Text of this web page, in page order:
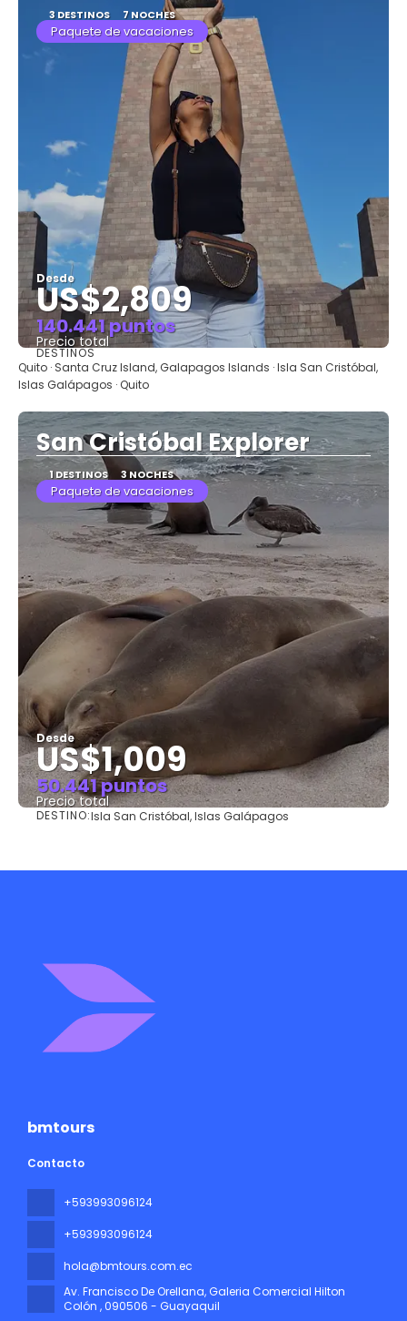
3 DESTINOS 7 NOCHES
Paquete de vacaciones
Desde
US$2,809
140.441 puntos
Precio total
Ver
DESTINOS
Quito · Santa Cruz Island, Galapagos Islands · Isla San Cristóbal,
Islas Galápagos · Quito
San Cristóbal Explorer
1 DESTINOS 3 NOCHES
Paquete de vacaciones
Desde
US$1,009
50.441 puntos
Precio total
Ver
DESTINO:Isla San Cristóbal, Islas Galápagos
bmtours
Contacto
+593993096124
+593993096124
hola@bmtours.com.ec
Av. Francisco De Orellana, Galeria Comercial Hilton
Colón , 090506 - Guayaquil